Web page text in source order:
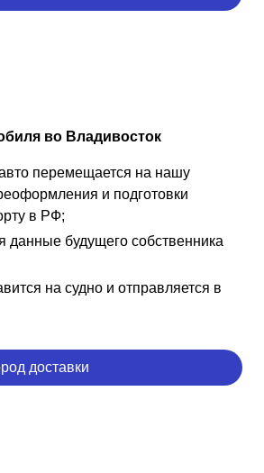
во Владивосток
перемещается на нашу
и подготовки
в РФ;
данные будущего собственника
на судно и отправляется в
доставки